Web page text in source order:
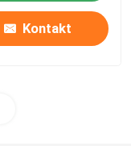
Kontakt